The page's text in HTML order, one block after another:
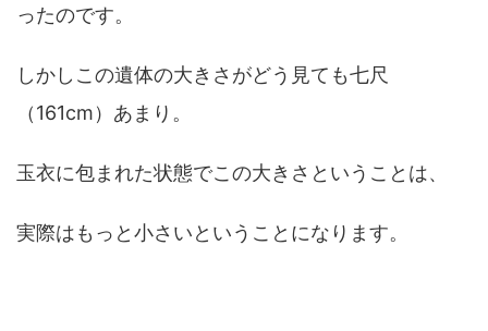
ったのです。
しかしこの遺体の大きさがどう見ても七尺
（161cm）あまり。
玉衣に包まれた状態でこの大きさということは、
実際はもっと小さいということになります。